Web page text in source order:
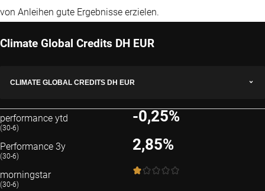
von Anleihen gute Ergebnisse erzielen.
Climate Global Credits DH EUR
CLIMATE GLOBAL CREDITS DH EUR
performance ytd
(30-6)
-0,25%
Performance 3y
(30-6)
2,85%
morningstar
(30-6)
1 / 5